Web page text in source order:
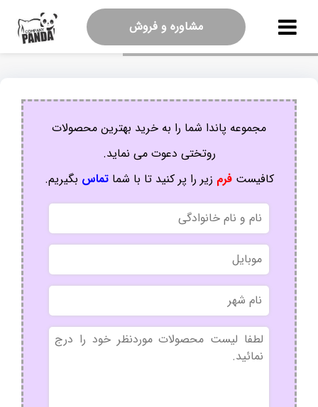
مشاوره و فروش
مجموعه پاندا شما را به خرید بهترین محصولات
روتختی دعوت می نماید.
کافیستفرم زیر را پر کنید تا با شماتماس بگیریم.
نام
و
نام
خانوادگی
موبایل
نام
شهر
بدون
عنوان